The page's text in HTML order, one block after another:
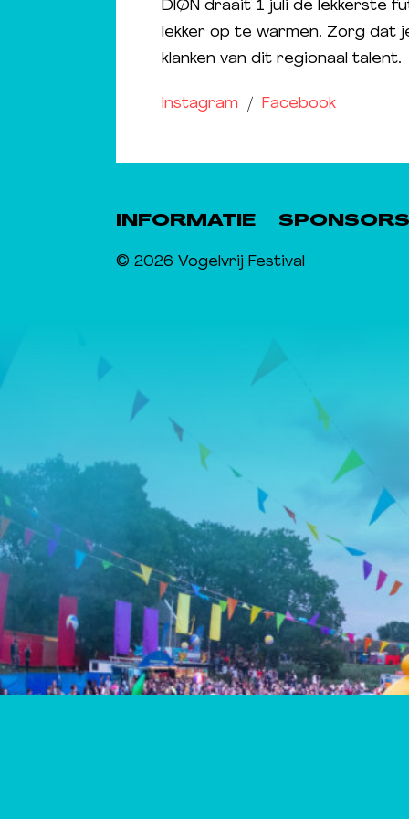
DIØN draait 1 juli de lekkerste
lekker op te warmen. Zorg dat
klanken van dit regionaal talent.
Instagram / Facebook
INFORMATIE SPONSORS
© 2026 Vogelvrij Festival